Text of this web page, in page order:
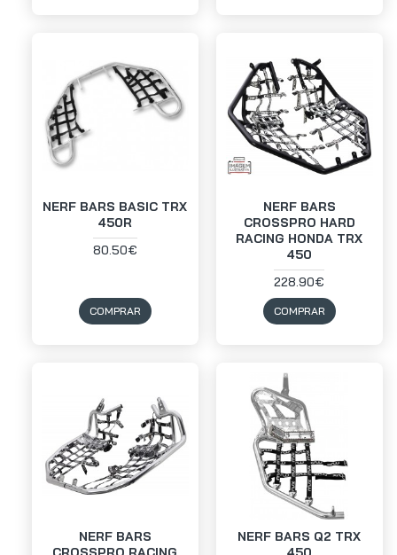
NERF BARS BASIC TRX
450R
80.50€
COMPRAR
NERF BARS
CROSSPRO HARD
RACING HONDA TRX
450
228.90€
COMPRAR
NERF BARS
NERF BARS Q2 TRX